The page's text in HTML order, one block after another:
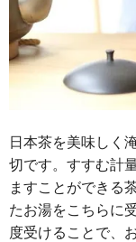
日本茶を美味しく
切です。すすむ計
ますことができる
たお湯をこちらに
度受けることで、